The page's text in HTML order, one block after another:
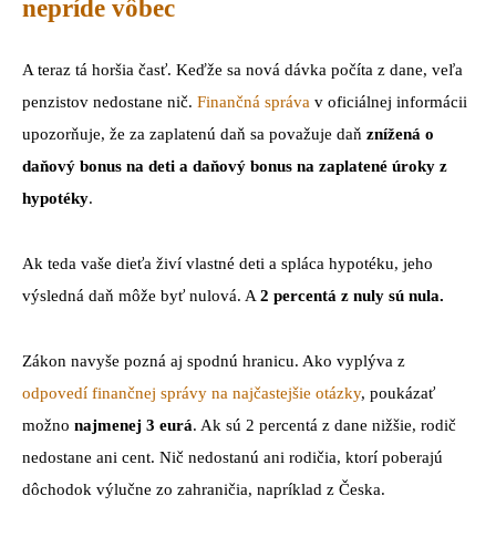
nepríde vôbec
A teraz tá horšia časť. Keďže sa nová dávka počíta z dane, veľa
penzistov nedostane nič. Finančná správa v oficiálnej informácii
upozorňuje, že za zaplatenú daň sa považuje daň znížená o
daňový bonus na deti a daňový bonus na zaplatené úroky z
hypotéky.
Ak teda vaše dieťa živí vlastné deti a spláca hypotéku, jeho
výsledná daň môže byť nulová. A 2 percentá z nuly sú nula.
Zákon navyše pozná aj spodnú hranicu. Ako vyplýva z
odpovedí finančnej správy na najčastejšie otázky, poukázať
možno najmenej 3 eurá. Ak sú 2 percentá z dane nižšie, rodič
nedostane ani cent. Nič nedostanú ani rodičia, ktorí poberajú
dôchodok výlučne zo zahraničia, napríklad z Česka.